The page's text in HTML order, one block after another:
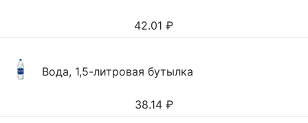
42.01 ₽
Вода, 1,5-литровая бутылка
38.14 ₽